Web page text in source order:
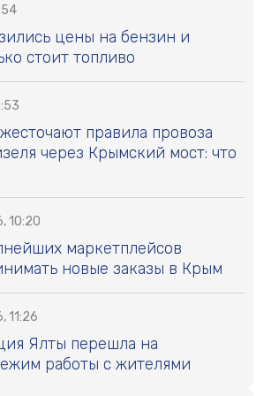
цены на бензин и
стоит топливо
правила провоза
через Крымский мост: что
10:20
маркетплейсов
новые заказы в Крым
11:26
Ялты перешла на
работы с жителями